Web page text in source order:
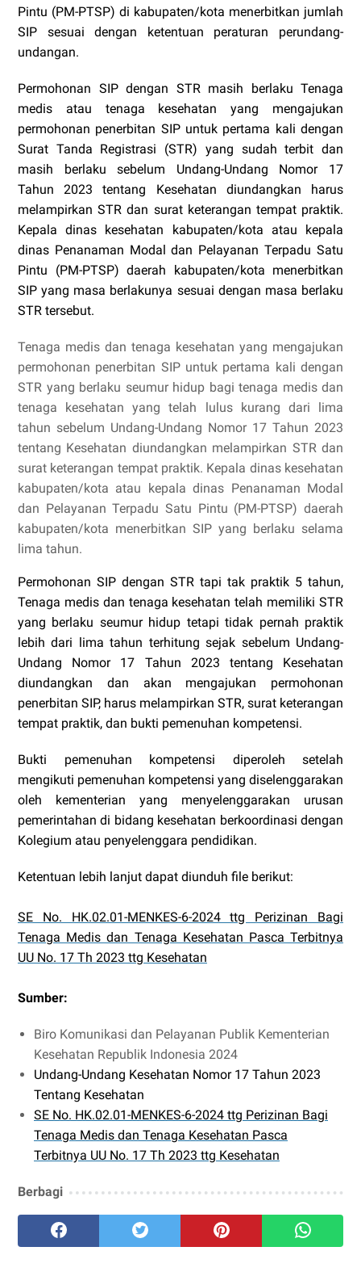
Pintu (PM-PTSP) di kabupaten/kota menerbitkan jumlah
SIP sesuai dengan ketentuan peraturan perundang-
undangan.
Permohonan SIP dengan STR masih berlaku Tenaga
medis atau tenaga kesehatan yang mengajukan
permohonan penerbitan SIP untuk pertama kali dengan
Surat Tanda Registrasi (STR) yang sudah terbit dan
masih berlaku sebelum Undang-Undang Nomor 17
Tahun 2023 tentang Kesehatan diundangkan harus
melampirkan STR dan surat keterangan tempat praktik.
Kepala dinas kesehatan kabupaten/kota atau kepala
dinas Penanaman Modal dan Pelayanan Terpadu Satu
Pintu (PM-PTSP) daerah kabupaten/kota menerbitkan
SIP yang masa berlakunya sesuai dengan masa berlaku
STR tersebut.
Tenaga medis dan tenaga kesehatan yang mengajukan
permohonan penerbitan SIP untuk pertama kali dengan
STR yang berlaku seumur hidup bagi tenaga medis dan
tenaga kesehatan yang telah lulus kurang dari lima
tahun sebelum Undang-Undang Nomor 17 Tahun 2023
tentang Kesehatan diundangkan melampirkan STR dan
surat keterangan tempat praktik. Kepala dinas kesehatan
kabupaten/kota atau kepala dinas Penanaman Modal
dan Pelayanan Terpadu Satu Pintu (PM-PTSP) daerah
kabupaten/kota menerbitkan SIP yang berlaku selama
lima tahun.
Permohonan SIP dengan STR tapi tak praktik 5 tahun,
Tenaga medis dan tenaga kesehatan telah memiliki STR
yang berlaku seumur hidup tetapi tidak pernah praktik
lebih dari lima tahun terhitung sejak sebelum Undang-
Undang Nomor 17 Tahun 2023 tentang Kesehatan
diundangkan dan akan mengajukan permohonan
penerbitan SIP, harus melampirkan STR, surat keterangan
tempat praktik, dan bukti pemenuhan kompetensi.
Bukti pemenuhan kompetensi diperoleh setelah
mengikuti pemenuhan kompetensi yang diselenggarakan
oleh kementerian yang menyelenggarakan urusan
pemerintahan di bidang kesehatan berkoordinasi dengan
Kolegium atau penyelenggara pendidikan.
Ketentuan lebih lanjut dapat diunduh file berikut:
SE No. HK.02.01-MENKES-6-2024 ttg Perizinan Bagi
Tenaga Medis dan Tenaga Kesehatan Pasca Terbitnya
UU No. 17 Th 2023 ttg Kesehatan
Sumber:
Biro Komunikasi dan Pelayanan Publik Kementerian
Kesehatan Republik Indonesia 2024
Undang-Undang Kesehatan Nomor 17 Tahun 2023
Tentang Kesehatan
SE No. HK.02.01-MENKES-6-2024 ttg Perizinan Bagi
Tenaga Medis dan Tenaga Kesehatan Pasca
Terbitnya UU No. 17 Th 2023 ttg Kesehatan
Berbagi